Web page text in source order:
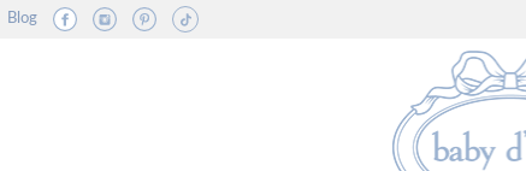
Blog